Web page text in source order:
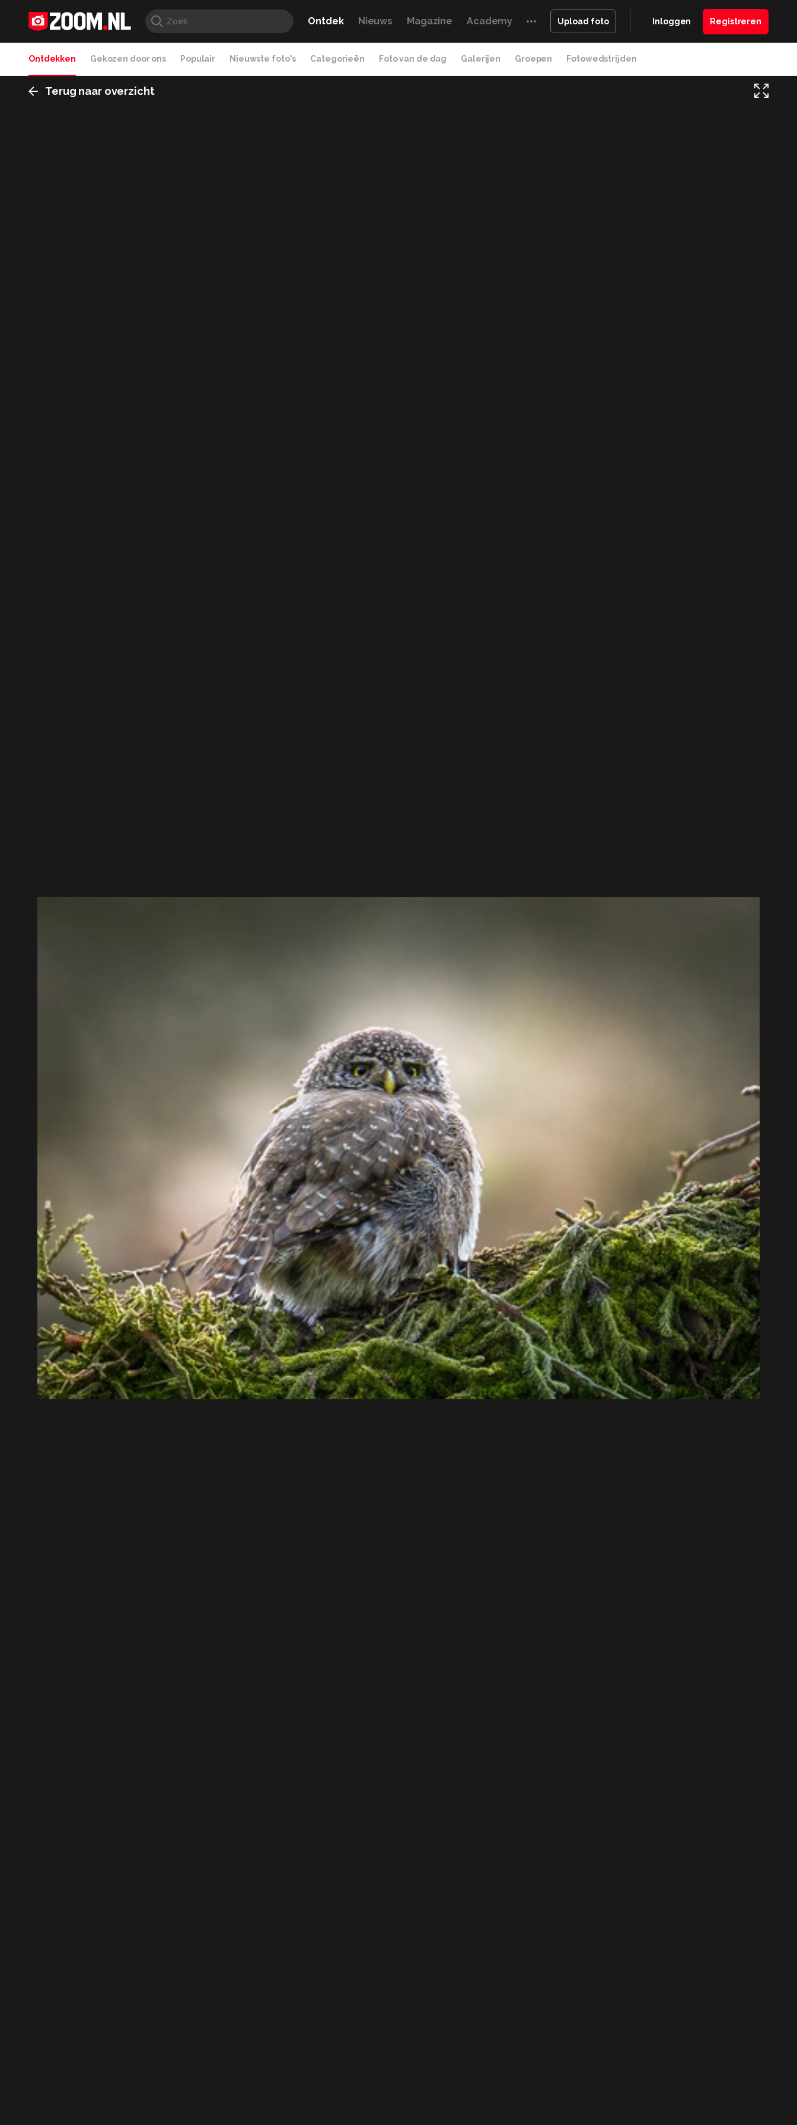
Ontdek Nieuws Magazine Academy Upload foto Inloggen Registreren
Ontdekken Gekozen door ons Populair Nieuwste foto's Categorieën Foto van de dag Galerijen Groepen Fotowedstrijden
Terug naar overzicht